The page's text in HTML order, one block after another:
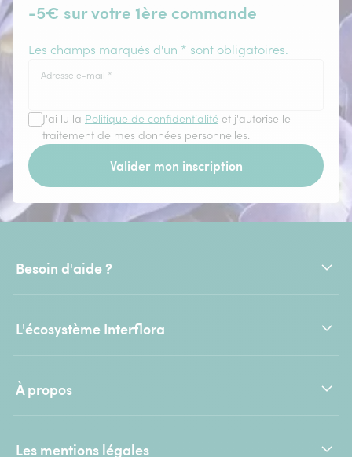
-5€ sur votre 1ère commande
Les champs marqués d'un * sont obligatoires.
Adresse e-mail *
J'ai lu la Politique de confidentialité et j'autorise le
traitement de mes données personnelles.
Valider mon inscription
Besoin d'aide ?
L'écosystème Interflora
À propos
Les mentions légales